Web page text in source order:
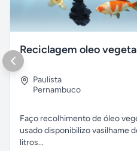
Reciclagem oleo
Paulista
Pernambuco
Faço recolhimento de óleo
usado disponibilizo vasilhame
litros...